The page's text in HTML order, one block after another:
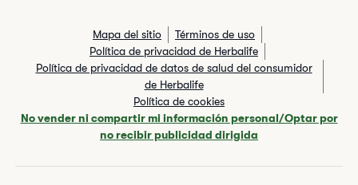
Mapa del sitio
Términos de uso
Política de privacidad de Herbalife
Política de privacidad de datos de salud del consumidor
de Herbalife
Política de cookies
No vender ni compartir mi información personal/Optar por
no recibir publicidad dirigida